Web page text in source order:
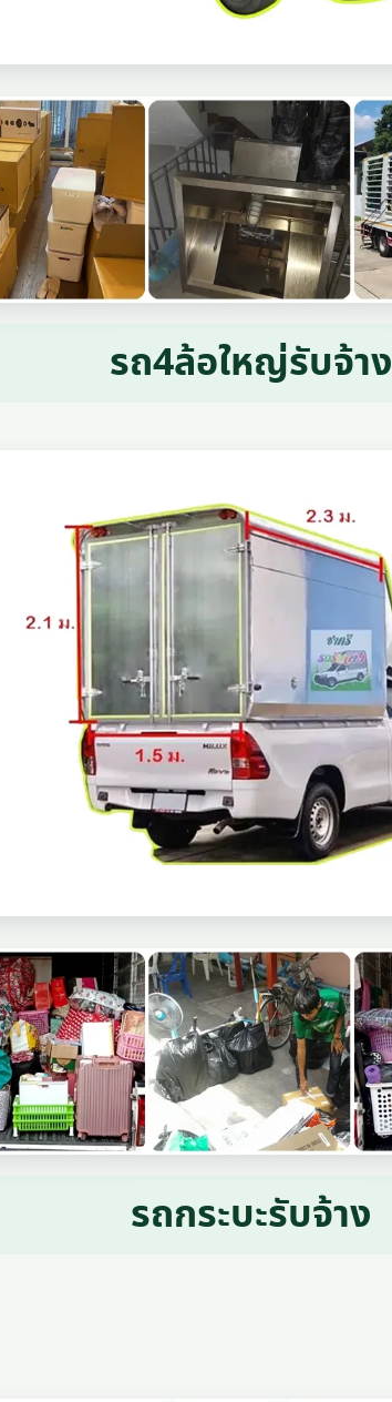
รถ4ล้อใหญ่รับจ้าง
รถกระบะรับจ้าง